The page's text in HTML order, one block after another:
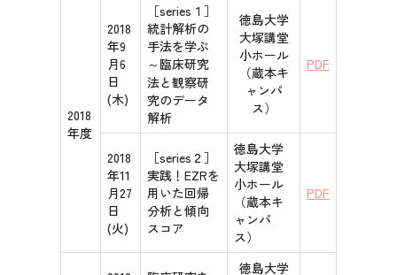
2018
年度
2018
年9
月6
日
(木)
［series１］
統計解析の
手法を学ぶ
～臨床研究
法と観察研
究のデータ
解析
徳島大学
大塚講堂
小ホール
（蔵本キ
ャンパ
ス）
PDF
2018
年11
月27
日
(火)
［series２］
実践！EZRを
用いた回帰
分析と傾向
スコア
徳島大学
大塚講堂
小ホール
（蔵本キ
ャンパ
ス）
PDF
徳島大学